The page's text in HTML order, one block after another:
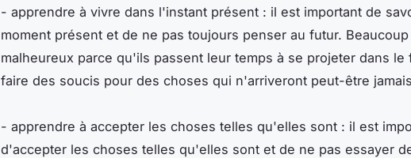
- apprendre à vivre dans l'instant présent : il est important de
moment présent et de ne pas toujours penser au futur.
malheureux parce qu'ils passent leur temps à se projeter dans le
faire des soucis pour des choses qui n'arriveront peut-être
- apprendre à accepter les choses telles qu'elles sont : il est
d'accepter les choses telles qu'elles sont et de ne pas essayer